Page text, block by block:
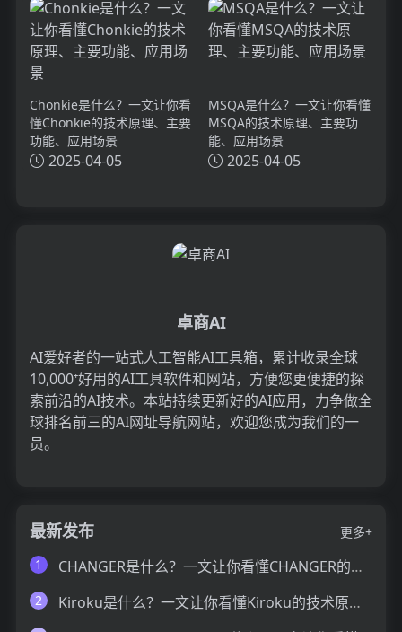
Chonkie是什么？一文让你看
懂Chonkie的技术原理、主要
功能、应用场景
2025-04-05
MSQA是什么？一文让你看懂
MSQA的技术原理、主要功
能、应用场景
2025-04-05
卓商AI
AI爱好者的一站式人工智能AI工具箱，累计收录全球
10,000⁺好用的AI工具软件和网站，方便您更便捷的探
索前沿的AI技术。本站持续更新好的AI应用，力争做全
球排名前三的AI网址导航网站，欢迎您成为我们的一
员。
最新发布
更多+
1
CHANGER是什么？一文让你看懂CHANGER的技术原理、主要功能、应用场景
2 Kiroku是什么？一文让你看懂Kiroku的技术原理、主要功能、应用场景